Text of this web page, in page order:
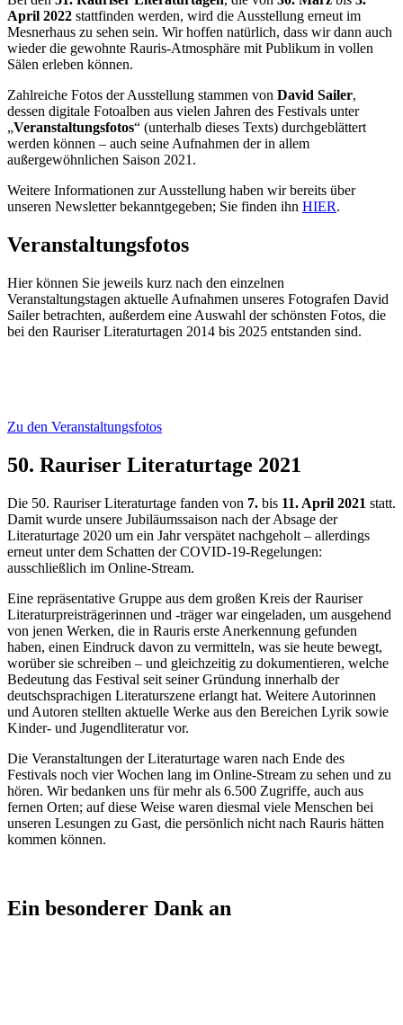
April 2022 stattfinden werden, wird die Ausstellung erneut im
Mesnerhaus zu sehen sein. Wir hoffen natürlich, dass wir dann auch
wieder die gewohnte Rauris-Atmosphäre mit Publikum in vollen
Sälen erleben können.
Zahlreiche Fotos der Ausstellung stammen von David Sailer,
dessen digitale Fotoalben aus vielen Jahren des Festivals unter
„Veranstaltungsfotos“ (unterhalb dieses Texts) durchgeblättert
werden können – auch seine Aufnahmen der in allem
außergewöhnlichen Saison 2021.
Weitere Informationen zur Ausstellung haben wir bereits über
unseren Newsletter bekanntgegeben; Sie finden ihn HIER.
Veranstaltungsfotos
Hier können Sie jeweils kurz nach den einzelnen
Veranstaltungstagen aktuelle Aufnahmen unseres Fotografen David
Sailer betrachten, außerdem eine Auswahl der schönsten Fotos, die
bei den Rauriser Literaturtagen 2014 bis 2025 entstanden sind.
Zu den Veranstaltungsfotos
50. Rauriser Literaturtage 2021
Die 50. Rauriser Literaturtage fanden von 7. bis 11. April 2021 statt.
Damit wurde unsere Jubiläumssaison nach der Absage der
Literaturtage 2020 um ein Jahr verspätet nachgeholt – allerdings
erneut unter dem Schatten der COVID-19-Regelungen:
ausschließlich im Online-Stream.
Eine repräsentative Gruppe aus dem großen Kreis der Rauriser
Literaturpreisträgerinnen und -träger war eingeladen, um ausgehend
von jenen Werken, die in Rauris erste Anerkennung gefunden
haben, einen Eindruck davon zu vermitteln, was sie heute bewegt,
worüber sie schreiben – und gleichzeitig zu dokumentieren, welche
Bedeutung das Festival seit seiner Gründung innerhalb der
deutschsprachigen Literaturszene erlangt hat. Weitere Autorinnen
und Autoren stellten aktuelle Werke aus den Bereichen Lyrik sowie
Kinder- und Jugendliteratur vor.
Die Veranstaltungen der Literaturtage waren nach Ende des
Festivals noch vier Wochen lang im Online-Stream zu sehen und zu
hören. Wir bedanken uns für mehr als 6.500 Zugriffe, auch aus
fernen Orten; auf diese Weise waren diesmal viele Menschen bei
unseren Lesungen zu Gast, die persönlich nicht nach Rauris hätten
kommen können.
Ein besonderer Dank an